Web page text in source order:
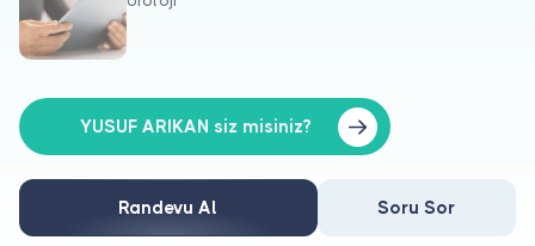
Hakkımızda
Doktorlar için
Doktor musunuz?
YUSUF ARIKAN siz misiniz?
Randevu Al Soru Sor